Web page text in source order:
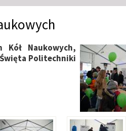
Naukowych,
Politechniki